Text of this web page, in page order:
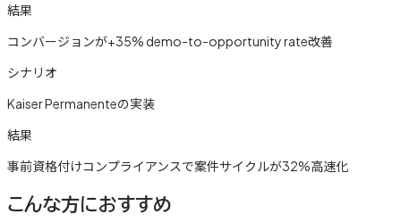
結果
コンバージョンが+35% demo-to-opportunity rate改善
シナリオ
Kaiser Permanenteの実装
結果
事前資格付けコンプライアンスで案件サイクルが32%高速化
こんな方におすすめ